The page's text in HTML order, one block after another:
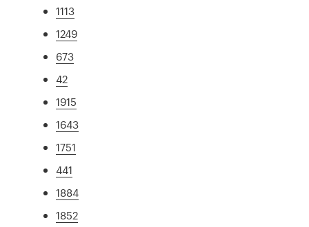
1113
1249
673
42
1915
1643
1751
441
1884
1852